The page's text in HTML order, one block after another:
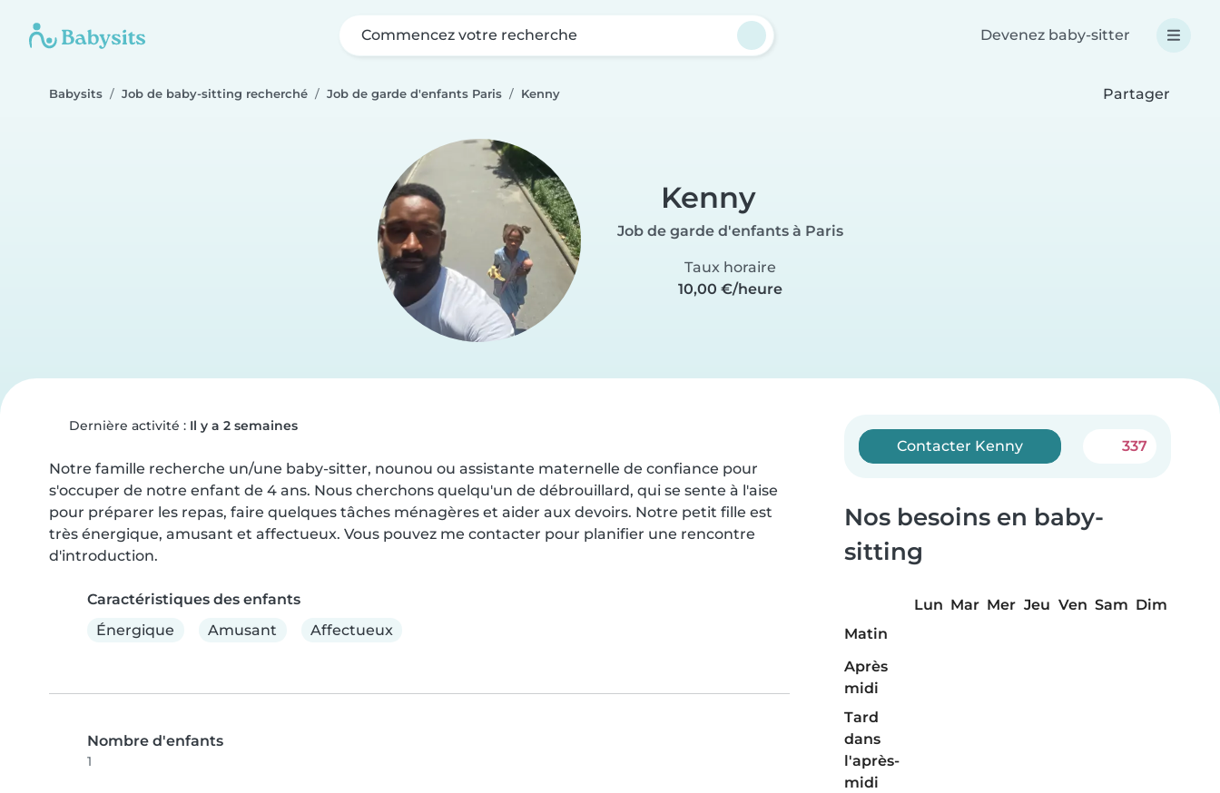
Commencez votre recherche Devenez baby-sitter
Babysits Job de baby-sitting recherché Job de garde d'enfants Paris Kenny Partager
Kenny
Job de garde d'enfants à Paris
Taux horaire
10,00 €/heure
Dernière activité : Il y a 2 semaines
Notre famille recherche un/une baby-sitter, nounou ou assistante maternelle de confiance pour
s'occuper de notre enfant de 4 ans. Nous cherchons quelqu'un de débrouillard, qui se sente à l'aise
pour préparer les repas, faire quelques tâches ménagères et aider aux devoirs. Notre petit fille est
très énergique, amusant et affectueux. Vous pouvez me contacter pour planifier une rencontre
d'introduction.
Caractéristiques des enfants
Énergique
Amusant Affectueux
Nombre d'enfants
1
Contacter Kenny 337
Nos besoins en baby-
sitting
Lun Mar Mer Jeu Ven Sam Dim
Matin
Après
midi
Tard
dans
l'après-
midi